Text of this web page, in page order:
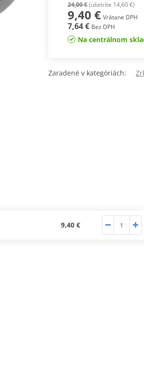
24,00 €(ušetríte 14,60 €)
9,40 € Vrátane DPH
7,64 € Bez DPH
Na centrálnom
Zaradené v kategóriách:
9,40 €